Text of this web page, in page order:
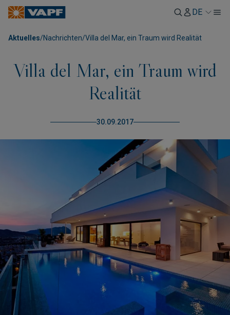
DE
Aktuelles/Nachrichten/Villa del Mar, ein Traum wird Realität
Villa del Mar, ein Traum wird
Realität
30.09.2017